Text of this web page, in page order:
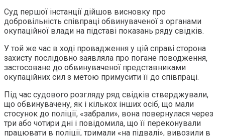
Суд першої інстанції дійшов висновку про
добровільність співпраці обвинуваченої з органами
окупаційної влади на підставі показань ряду свідків.
У той же час в ході провадження у цій справі сторона
захисту послідовно заявляла про погане поводження,
застосоване до обвинуваченої представниками
окупаційних сил з метою примусити її до співпраці.
Під час судового розгляду ряд свідків стверджували,
що обвинувачену, як і кількох інших осіб, що мали
стосунок до поліції, «забрали», вона повернулася через
три або чотири дні і повідомила, що її переконували
працювати в поліції, тримали «на підвалі», вивозили в